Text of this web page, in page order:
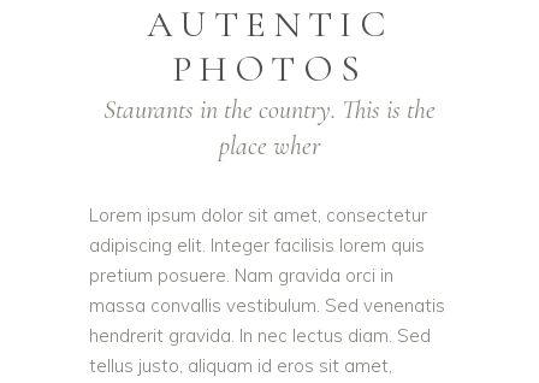
AUTENTIC
PHOTOS
Staurants in the country. This is the
place wher
Lorem ipsum dolor sit amet, consectetur
adipiscing elit. Integer facilisis lorem quis
pretium posuere. Nam gravida orci in
massa convallis vestibulum. Sed venenatis
hendrerit gravida. In nec lectus diam. Sed
tellus justo, aliquam id eros sit amet,